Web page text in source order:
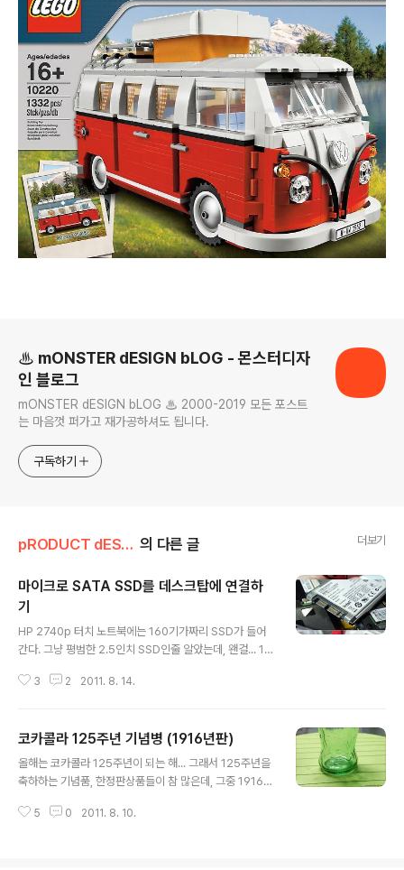
♨ mONSTER dESIGN bLOG - 몬스터디자
인 블로그
mONSTER dESIGN bLOG ♨ 2000-2019 모든 포스트
는 마음껏 퍼가고 재가공하셔도 됩니다.
구독하기
pRODUCT dESIGN 의 다른 글 더보기
마이크로 SATA SSD를 데스크탑에 연결하
기
HP 2740p 터치 노트북에는 160기가짜리 SSD가 들어
간다. 그냥 평범한 2.5인치 SSD인줄 알았는데, 왠걸... 1.8
이다. (근데, 결국 데이터를 전송하는 부분은 1.8인치나 2.
가 필요하다는 말씀... 12.1인치 노트북임에도 참 두껍고 공
간도 여유롭던데, 그냥 2.5인치짜리 SATA SSD 끼워주
지, 여기에 굳이 1.8인치 짜리를 단 HP 디자인 센스도 참
이 있을지 몰라서) 지마켓을 뒤져 8000원짜리 젠더 케이
3 2 2011. 8. 14.
코카콜라 125주년 기념병 (1916년판)
올해는 코카콜라 125주년이 되는 해... 그래서 125주년을
축하하는 기념품, 한정판상품들이 참 많은데, 그중 1916년
양보다 가운데 부분이 볼록하고 아래쪽은 좀 더 잘록한 형
5 0 2011. 8. 10.